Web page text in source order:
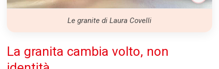
Le granite di Laura Covelli
La granita cambia volto, non